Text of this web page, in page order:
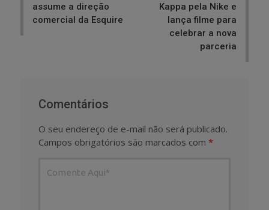
assume a direção
comercial da Esquire
Kappa pela Nike e
lança filme para
celebrar a nova
parceria
Comentários
O seu endereço de e-mail não será publicado.
Campos obrigatórios são marcados com *